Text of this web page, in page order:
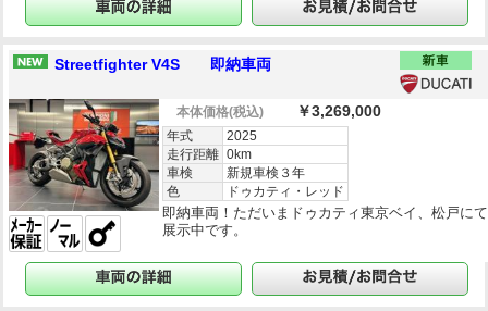
Streetfighter V4S 即納車両
本体価格(税込) ￥3,269,000
年式
2025
走行距離 0km
車検
新規車検３年
色
ドゥカティ・レッド
即納車両！ただいまドゥカティ東京ベイ、松戸にて
展示中です。